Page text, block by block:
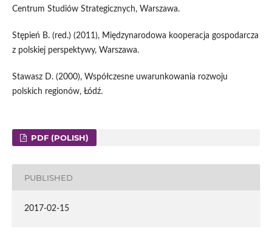
Centrum Studiów Strategicznych, Warszawa.
Stępień B. (red.) (2011), Międzynarodowa kooperacja gospodarcza
z polskiej perspektywy, Warszawa.
Stawasz D. (2000), Współczesne uwarunkowania rozwoju
polskich regionów, Łódź.
PDF (POLISH)
PUBLISHED
2017-02-15